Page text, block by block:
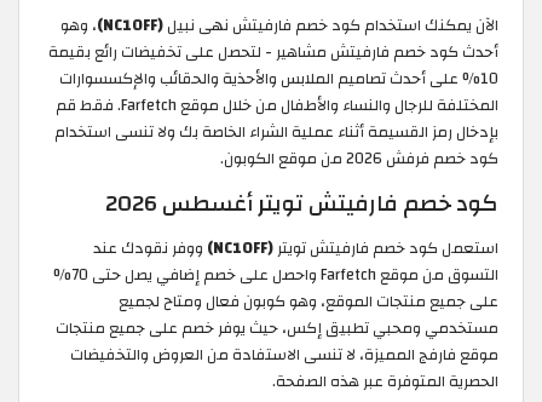
الآن يمكنك استخدام كود خصم فارفيتش نهى نبيل(NC10FF)
، وهو
أحدث كود خصم فارفيتش مشاهير - لتحصل على تخفيضات رائع بقيمة
10% على أحدث تصاميم الملابس والأحذية والحقائب والإكسسوارات
المختلفة للرجال والنساء والأطفال من خلال موقع Farfetch. فقط قم
بإدخال رمز القسيمة أثناء عملية الشراء الخاصة بك ولا تنسى استخدام
كود خصم فرفش 2026 من موقع الكوبون.
كود خصم فارفيتش تويتر أغسطس 2026
استعمل كود خصم فارفيتش تويتر(NC10FF)
ووفر نقودك عند
التسوق من موقع Farfetch واحصل على خصم إضافي يصل حتى 70%
على جميع منتجات الموقع، وهو كوبون فعال ومتاح لجميع
مستخدمي ومحبي تطبيق إكس، حيث يوفر خصم على جميع منتجات
موقع فارفج المميزة، لا تنسى الاستفادة من العروض والتخفيضات
الحصرية المتوفرة عبر هذه الصفحة.